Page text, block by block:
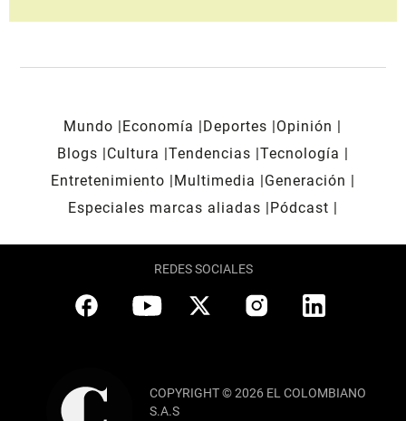
Mundo Economía Deportes
Opinión
Blogs
Cultura Tendencias Tecnología
Entretenimiento
Multimedia
Generación
Especiales marcas aliadas
Pódcast
REDES SOCIALES
COPYRIGHT © 2026 EL COLOMBIANO
S.A.S